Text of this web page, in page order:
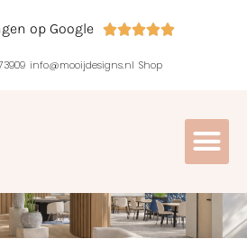
op Google 
info@mooijdesigns.nl Shop